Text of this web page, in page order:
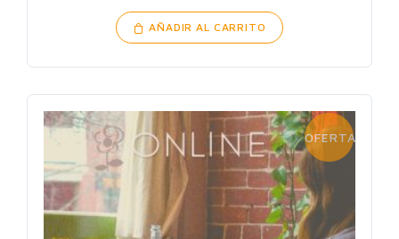
AÑADIR AL CARRITO
OFERTA!